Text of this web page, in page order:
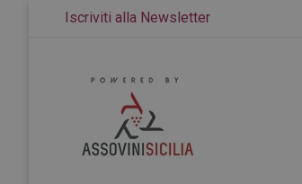
Iscriviti alla Newsletter